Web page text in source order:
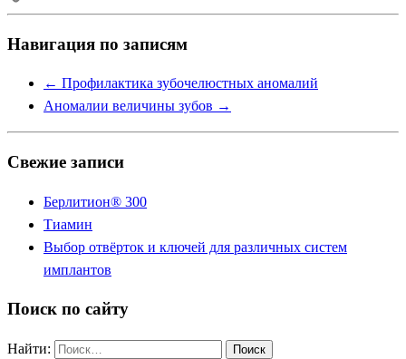
Copy
Link
Навигация по записям
← Профилактика зубочелюстных аномалий
Аномалии величины зубов →
Свежие записи
Берлитион® 300
Тиамин
Выбор отвёрток и ключей для различных систем
имплантов
Поиск по сайту
Найти: